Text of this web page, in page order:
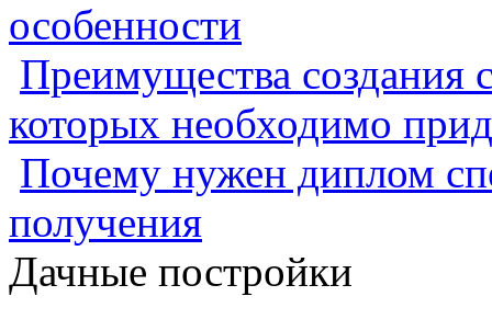
особенности
Преимущества создания
которых необходимо
Почему нужен диплом
получения
Дачные постройки